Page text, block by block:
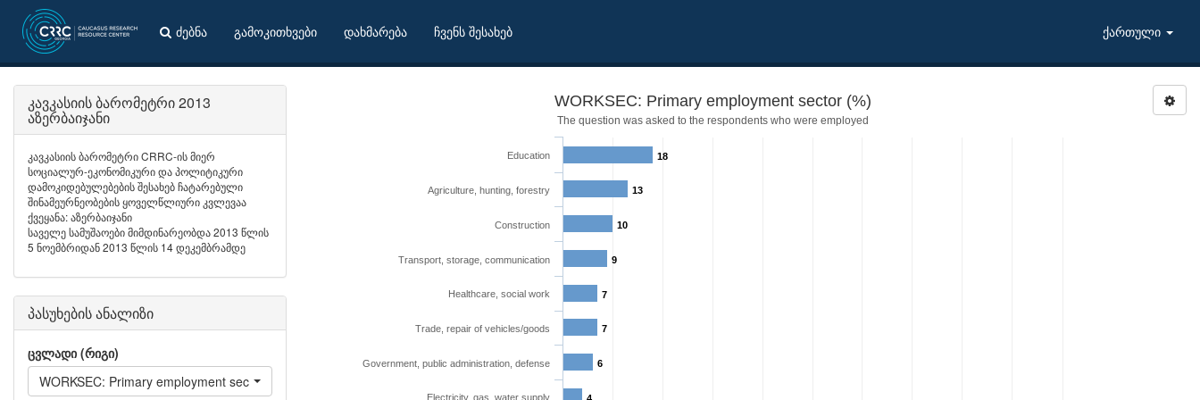
ძებნა გამოკითხვები დახმარება ჩვენს შესახებ ქართული
WORKSEC: Primary employment sector (%)
The question was asked to the respondents who were employed
18
13
10
9
7
7
6
Education
Agriculture, hunting, forestry
Construction
Transport, storage, communication
Healthcare, social work
Trade, repair of vehicles/goods
Government, public administration, defense
Electricity, gas, water supply
კავკასიის ბარომეტრი 2013
აზერბაიჯანი
კავკასიის ბარომეტრი CRRC-ის მიერ
სოციალურ-ეკონომიკური და პოლიტიკური
დამოკიდებულებების შესახებ ჩატარებული
შინამეურნეობების ყოველწლიური კვლევაა
ქვეყანა: აზერბაიჯანი
საველე სამუშაოები მიმდინარეობდა 2013 წლის
5 ნოემბრიდან 2013 წლის 14 დეკემბრამდე
პასუხების ანალიზი
ცვლადი (რიგი)
WORKSEC: Primary employment sector